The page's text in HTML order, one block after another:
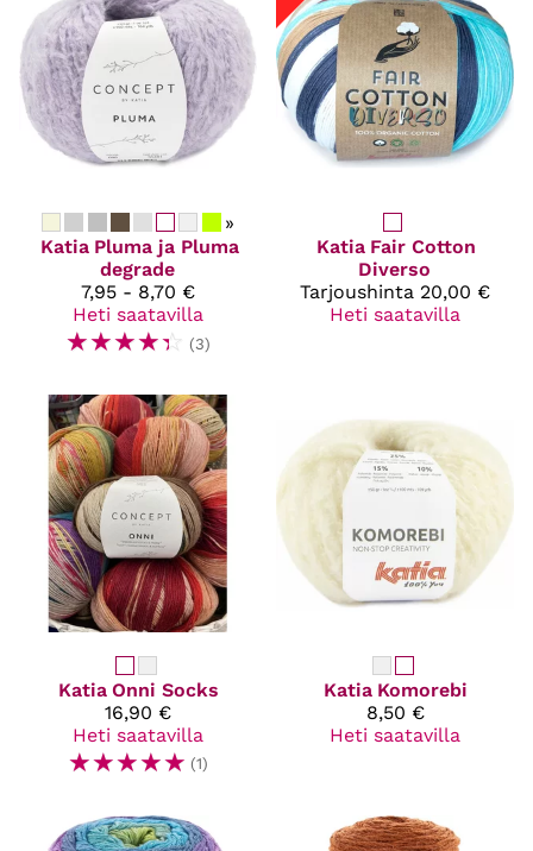
»
Katia Pluma ja Pluma
degrade
7,95 - 8,70 €
Heti saatavilla
☆☆☆☆☆ (3)
Katia Fair Cotton
Diverso
Tarjoushinta 20,00 €
Heti saatavilla
Katia Onni Socks
16,90 €
Heti saatavilla
☆☆☆☆☆ (1)
Katia Komorebi
8,50 €
Heti saatavilla